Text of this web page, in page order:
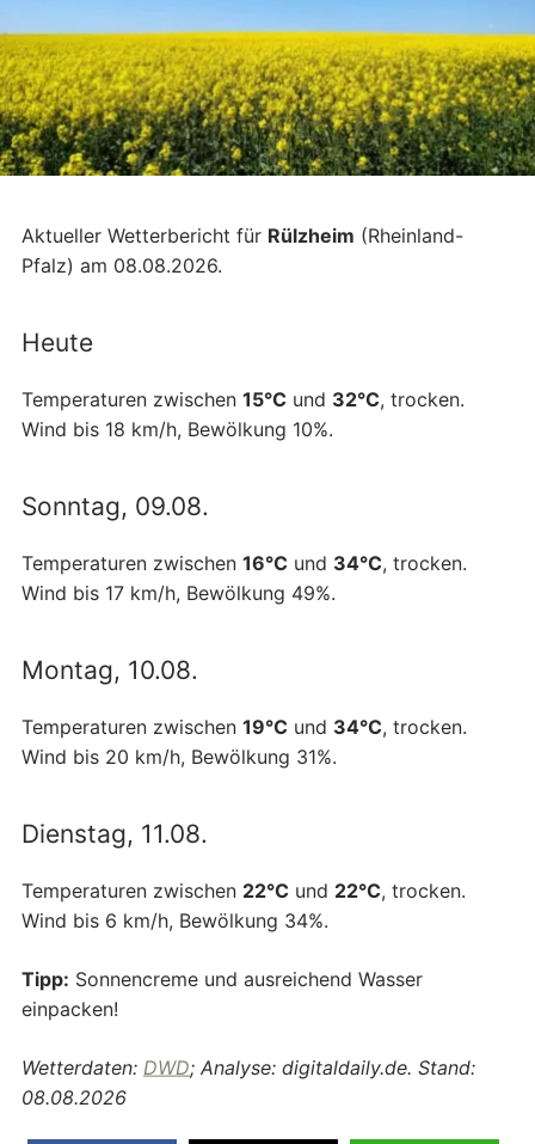
Aktueller Wetterbericht für Rülzheim (Rheinland-
Pfalz) am 08.08.2026.
Heute
Temperaturen zwischen 15°C und 32°C, trocken.
Wind bis 18 km/h, Bewölkung 10%.
Sonntag, 09.08.
Temperaturen zwischen 16°C und 34°C, trocken.
Wind bis 17 km/h, Bewölkung 49%.
Montag, 10.08.
Temperaturen zwischen 19°C und 34°C, trocken.
Wind bis 20 km/h, Bewölkung 31%.
Dienstag, 11.08.
Temperaturen zwischen 22°C und 22°C, trocken.
Wind bis 6 km/h, Bewölkung 34%.
Tipp: Sonnencreme und ausreichend Wasser
einpacken!
Wetterdaten: DWD; Analyse: digitaldaily.de. Stand:
08.08.2026